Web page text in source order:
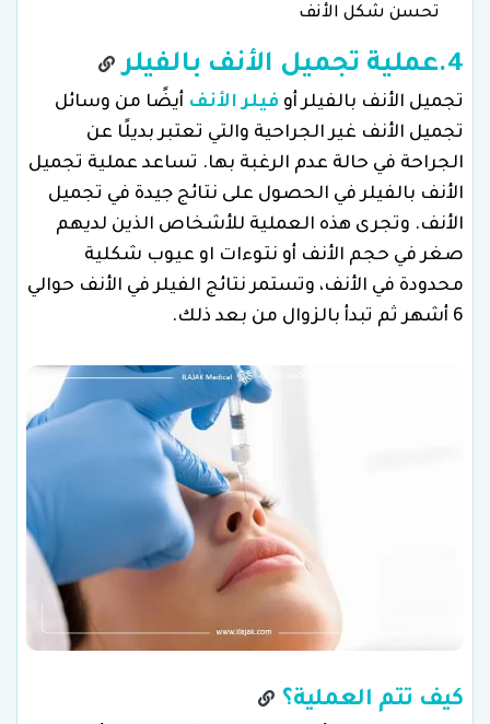
تحسن شكل الأنف
4.عملية تجميل الأنف بالفيلر
تجميل الأنف بالفيلر أو فيلر الأنف أيضًا من وسائل
تجميل الأنف غير الجراحية والتي تعتبر بديلًا عن
الجراحة في حالة عدم الرغبة بها. تساعد عملية تجميل
الأنف بالفيلر في الحصول على نتائج جيدة في تجميل
الأنف. وتجرى هذه العملية للأشخاص الذين لديهم
صغر في حجم الأنف أو نتوءات او عيوب شكلية
محدودة في الأنف، وتستمر نتائج الفيلر في الأنف حوالي
6 أشهر ثم تبدأ بالزوال من بعد ذلك.
كيف تتم العملية؟